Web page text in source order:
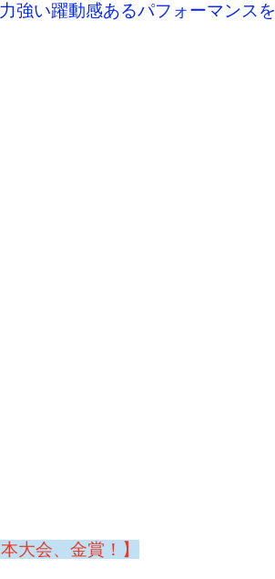
強い躍動感あるパフォーマンスを
大会、金賞！】